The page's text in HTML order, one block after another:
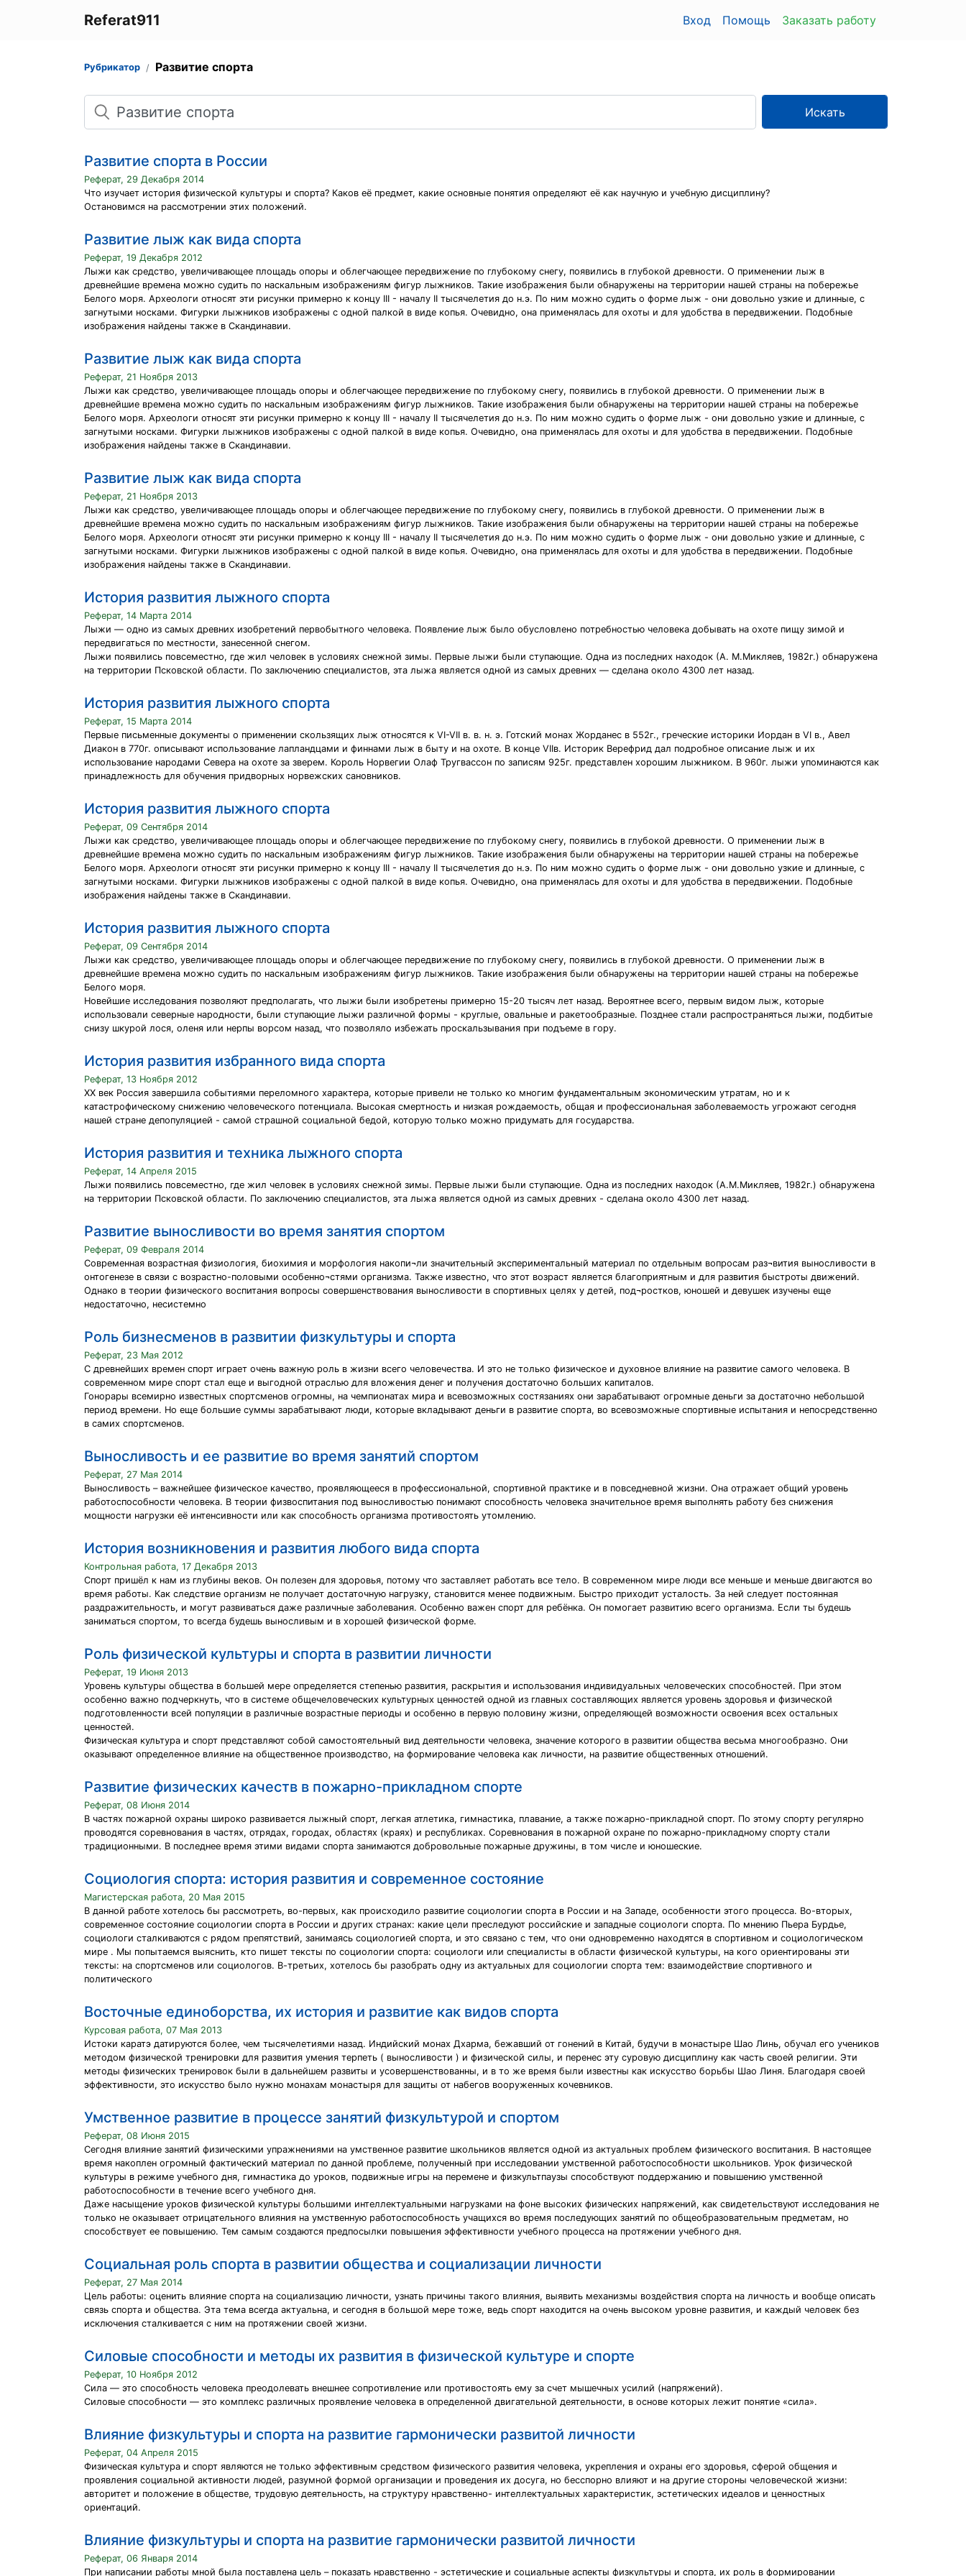
Referat911 Вход Помощь Заказать работу
Рубрикатор Развитие спорта
Поиск
Искать
Развитие спорта в России
Реферат, 29 Декабря 2014
Что изучает история физической культуры и спорта? Каков её предмет, какие основные понятия определяют её как научную и учебную дисциплину?
Остановимся на рассмотрении этих положений.
Развитие лыж как вида спорта
Реферат, 19 Декабря 2012
Лыжи как средство, увеличивающее площадь опоры и облегчающее передвижение по глубокому снегу, появились в глубокой древности. О применении лыж в
древнейшие времена можно судить по наскальным изображениям фигур лыжников. Такие изображения были обнаружены на территории нашей страны на побережье
Белого моря. Археологи относят эти рисунки примерно к концу III - началу II тысячелетия до н.э. По ним можно судить о форме лыж - они довольно узкие и длинные, с
загнутыми носками. Фигурки лыжников изображены с одной палкой в виде копья. Очевидно, она применялась для охоты и для удобства в передвижении. Подобные
изображения найдены также в Скандинавии.
Развитие лыж как вида спорта
Реферат, 21 Ноября 2013
Лыжи как средство, увеличивающее площадь опоры и облегчающее передвижение по глубокому снегу, появились в глубокой древности. О применении лыж в
древнейшие времена можно судить по наскальным изображениям фигур лыжников. Такие изображения были обнаружены на территории нашей страны на побережье
Белого моря. Археологи относят эти рисунки примерно к концу III - началу II тысячелетия до н.э. По ним можно судить о форме лыж - они довольно узкие и длинные, с
загнутыми носками. Фигурки лыжников изображены с одной палкой в виде копья. Очевидно, она применялась для охоты и для удобства в передвижении. Подобные
изображения найдены также в Скандинавии.
Развитие лыж как вида спорта
Реферат, 21 Ноября 2013
Лыжи как средство, увеличивающее площадь опоры и облегчающее передвижение по глубокому снегу, появились в глубокой древности. О применении лыж в
древнейшие времена можно судить по наскальным изображениям фигур лыжников. Такие изображения были обнаружены на территории нашей страны на побережье
Белого моря. Археологи относят эти рисунки примерно к концу III - началу II тысячелетия до н.э. По ним можно судить о форме лыж - они довольно узкие и длинные, с
загнутыми носками. Фигурки лыжников изображены с одной палкой в виде копья. Очевидно, она применялась для охоты и для удобства в передвижении. Подобные
изображения найдены также в Скандинавии.
История развития лыжного спорта
Реферат, 14 Марта 2014
Лыжи — одно из самых древних изобретений первобытного человека. Появление лыж было обусловлено потребностью человека добывать на охоте пищу зимой и
передвигаться по местности, занесенной снегом.
Лыжи появились повсеместно, где жил человек в условиях снежной зимы. Первые лыжи были ступающие. Одна из последних находок (А. М.Микляев, 1982г.) обнаружена
на территории Псковской области. По заключению специалистов, эта лыжа является одной из самых древних — сделана около 4300 лет назад.
История развития лыжного спорта
Реферат, 15 Марта 2014
Первые письменные документы о применении скользящих лыж относятся к VI-VII в. в. н. э. Готский монах Жорданес в 552г., греческие историки Иордан в VI в., Авел
Диакон в 770г. описывают использование лапландцами и финнами лыж в быту и на охоте. В конце VIIв. Историк Верефрид дал подробное описание лыж и их
использование народами Севера на охоте за зверем. Король Норвегии Олаф Тругвассон по записям 925г. представлен хорошим лыжником. В 960г. лыжи упоминаются как
принадлежность для обучения придворных норвежских сановников.
История развития лыжного спорта
Реферат, 09 Сентября 2014
Лыжи как средство, увеличивающее площадь опоры и облегчающее передвижение по глубокому снегу, появились в глубокой древности. О применении лыж в
древнейшие времена можно судить по наскальным изображениям фигур лыжников. Такие изображения были обнаружены на территории нашей страны на побережье
Белого моря. Археологи относят эти рисунки примерно к концу III - началу II тысячелетия до н.э. По ним можно судить о форме лыж - они довольно узкие и длинные, с
загнутыми носками. Фигурки лыжников изображены с одной палкой в виде копья. Очевидно, она применялась для охоты и для удобства в передвижении. Подобные
изображения найдены также в Скандинавии.
История развития лыжного спорта
Реферат, 09 Сентября 2014
Лыжи как средство, увеличивающее площадь опоры и облегчающее передвижение по глубокому снегу, появились в глубокой древности. О применении лыж в
древнейшие времена можно судить по наскальным изображениям фигур лыжников. Такие изображения были обнаружены на территории нашей страны на побережье
Белого моря.
Новейшие исследования позволяют предполагать, что лыжи были изобретены примерно 15-20 тысяч лет назад. Вероятнее всего, первым видом лыж, которые
использовали северные народности, были ступающие лыжи различной формы - круглые, овальные и ракетообразные. Позднее стали распространяться лыжи, подбитые
снизу шкурой лося, оленя или нерпы ворсом назад, что позволяло избежать проскальзывания при подъеме в гору.
История развития избранного вида спорта
Реферат, 13 Ноября 2012
XX век Россия завершила событиями переломного характера, которые привели не только ко многим фундаментальным экономическим утратам, но и к
катастрофическому снижению человеческого потенциала. Высокая смертность и низкая рождаемость, общая и профессиональная заболеваемость угрожают сегодня
нашей стране депопуляцией - самой страшной социальной бедой, которую только можно придумать для государства.
История развития и техника лыжного спорта
Реферат, 14 Апреля 2015
Лыжи появились повсеместно, где жил человек в условиях снежной зимы. Первые лыжи были ступающие. Одна из последних находок (А.М.Микляев, 1982г.) обнаружена
на территории Псковской области. По заключению специалистов, эта лыжа является одной из самых древних - сделана около 4300 лет назад.
Развитие выносливости во время занятия спортом
Реферат, 09 Февраля 2014
Современная возрастная физиология, биохимия и морфология накопи¬ли значительный экспериментальный материал по отдельным вопросам раз¬вития выносливости в
онтогенезе в связи с возрастно-половыми особенно¬стями организма. Также известно, что этот возраст является благоприятным и для развития быстроты движений.
Однако в теории физического воспитания вопросы совершенствования выносливости в спортивных целях у детей, под¬ростков, юношей и девушек изучены еще
недостаточно, несистемно
Роль бизнесменов в развитии физкультуры и спорта
Реферат, 23 Мая 2012
С древнейших времен спорт играет очень важную роль в жизни всего человечества. И это не только физическое и духовное влияние на развитие самого человека. В
современном мире спорт стал еще и выгодной отраслью для вложения денег и получения достаточно больших капиталов.
Гонорары всемирно известных спортсменов огромны, на чемпионатах мира и всевозможных состязаниях они зарабатывают огромные деньги за достаточно небольшой
период времени. Но еще большие суммы зарабатывают люди, которые вкладывают деньги в развитие спорта, во всевозможные спортивные испытания и непосредственно
в самих спортсменов.
Выносливость и ее развитие во время занятий спортом
Реферат, 27 Мая 2014
Выносливость – важнейшее физическое качество, проявляющееся в профессиональной, спортивной практике и в повседневной жизни. Она отражает общий уровень
работоспособности человека. В теории физвоспитания под выносливостью понимают способность человека значительное время выполнять работу без снижения
мощности нагрузки её интенсивности или как способность организма противостоять утомлению.
История возникновения и развития любого вида спорта
Контрольная работа, 17 Декабря 2013
Спорт пришёл к нам из глубины веков. Он полезен для здоровья, потому что заставляет работать все тело. В современном мире люди все меньше и меньше двигаются во
время работы. Как следствие организм не получает достаточную нагрузку, становится менее подвижным. Быстро приходит усталость. За ней следует постоянная
раздражительность, и могут развиваться даже различные заболевания. Особенно важен спорт для ребёнка. Он помогает развитию всего организма. Если ты будешь
заниматься спортом, то всегда будешь выносливым и в хорошей физической форме.
Роль физической культуры и спорта в развитии личности
Реферат, 19 Июня 2013
Уровень культуры общества в большей мере определяется степенью развития, раскрытия и использования индивидуальных человеческих способностей. При этом
особенно важно подчеркнуть, что в системе общечеловеческих культурных ценностей одной из главных составляющих является уровень здоровья и физической
подготовленности всей популяции в различные возрастные периоды и особенно в первую половину жизни, определяющей возможности освоения всех остальных
ценностей.
Физическая культура и спорт представляют собой самостоятельный вид деятельности человека, значение которого в развитии общества весьма многообразно. Они
оказывают определенное влияние на общественное производство, на формирование человека как личности, на развитие общественных отношений.
Развитие физических качеств в пожарно-прикладном спорте
Реферат, 08 Июня 2014
В частях пожарной охраны широко развивается лыжный спорт, легкая атлетика, гимнастика, плавание, а также пожарно-прикладной спорт. По этому спорту регулярно
проводятся соревнования в частях, отрядах, городах, областях (краях) и республиках. Соревнования в пожарной охране по пожарно-прикладному спорту стали
традиционными. В последнее время этими видами спорта занимаются добровольные пожарные дружины, в том числе и юношеские.
Социология спорта: история развития и современное состояние
Магистерская работа, 20 Мая 2015
В данной работе хотелось бы рассмотреть, во-первых, как происходило развитие социологии спорта в России и на Западе, особенности этого процесса. Во-вторых,
современное состояние социологии спорта в России и других странах: какие цели преследуют российские и западные социологи спорта. По мнению Пьера Бурдье,
социологи сталкиваются с рядом препятствий, занимаясь социологией спорта, и это связано с тем, что они одновременно находятся в спортивном и социологическом
мире . Мы попытаемся выяснить, кто пишет тексты по социологии спорта: социологи или специалисты в области физической культуры, на кого ориентированы эти
тексты: на спортсменов или социологов. В-третьих, хотелось бы разобрать одну из актуальных для социологии спорта тем: взаимодействие спортивного и
политического
Восточные единоборства, их история и развитие как видов спорта
Курсовая работа, 07 Мая 2013
Истоки каратэ датируются более, чем тысячелетиями назад. Индийский монах Дхарма, бежавший от гонений в Китай, будучи в монастыре Шао Линь, обучал его учеников
методом физической тренировки для развития умения терпеть ( выносливости ) и физической силы, и перенес эту суровую дисциплину как часть своей религии. Эти
методы физических тренировок были в дальнейшем развиты и усовершенствованны, и в то же время были известны как искусство борьбы Шао Линя. Благодаря своей
эффективности, это искусство было нужно монахам монастыря для защиты от набегов вооруженных кочевников.
Умственное развитие в процессе занятий физкультурой и спортом
Реферат, 08 Июня 2015
Сегодня влияние занятий физическими упражнениями на умственное развитие школьников является одной из актуальных проблем физического воспитания. В настоящее
время накоплен огромный фактический материал по данной проблеме, полученный при исследовании умственной работоспособности школьников. Урок физической
культуры в режиме учебного дня, гимнастика до уроков, подвижные игры на перемене и физкультпаузы способствуют поддержанию и повышению умственной
работоспособности в течение всего учебного дня.
Даже насыщение уроков физической культуры большими интеллектуальными нагрузками на фоне высоких физических напряжений, как свидетельствуют исследования не
только не оказывает отрицательного влияния на умственную работоспособность учащихся во время последующих занятий по общеобразовательным предметам, но
способствует ее повышению. Тем самым создаются предпосылки повышения эффективности учебного процесса на протяжении учебного дня.
Социальная роль спорта в развитии общества и социализации личности
Реферат, 27 Мая 2014
Цель работы: оценить влияние спорта на социализацию личности, узнать причины такого влияния, выявить механизмы воздействия спорта на личность и вообще описать
связь спорта и общества. Эта тема всегда актуальна, и сегодня в большой мере тоже, ведь спорт находится на очень высоком уровне развития, и каждый человек без
исключения сталкивается с ним на протяжении своей жизни.
Силовые способности и методы их развития в физической культуре и спорте
Реферат, 10 Ноября 2012
Сила — это способность человека преодолевать внешнее сопротивление или противостоять ему за счет мышечных усилий (напряжений).
Силовые способности — это комплекс различных проявление человека в определенной двигательной деятельности, в основе которых лежит понятие «сила».
Влияние физкультуры и спорта на развитие гармонически развитой личности
Реферат, 04 Апреля 2015
Физическая культура и спорт являются не только эффективным средством физического развития человека, укрепления и охраны его здоровья, сферой общения и
проявления социальной активности людей, разумной формой организации и проведения их досуга, но бесспорно влияют и на другие стороны человеческой жизни:
авторитет и положение в обществе, трудовую деятельность, на структуру нравственно- интеллектуальных характеристик, эстетических идеалов и ценностных
ориентаций.
Влияние физкультуры и спорта на развитие гармонически развитой личности
Реферат, 06 Января 2014
При написании работы мной была поставлена цель – показать нравственно - эстетические и социальные аспекты физкультуры и спорта, их роль в формировании